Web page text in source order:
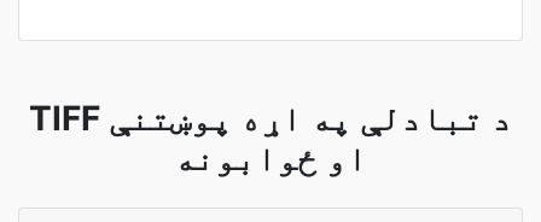
TIFF د تبادلې په اړه پوښتنې
او ځوابونه